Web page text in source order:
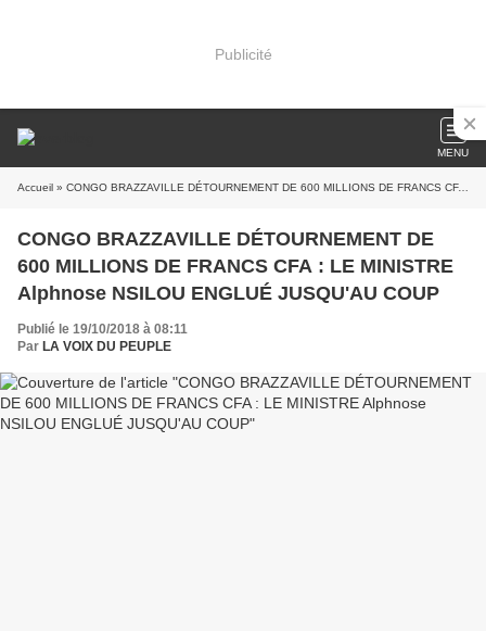
Publicité
MENU
Accueil » CONGO BRAZZAVILLE DÉTOURNEMENT DE 600 MILLIONS DE FRANCS CFA : LE MINISTRE Alphnose NSILOU ENGLUÉ JUSQU'AU COUP
CONGO BRAZZAVILLE DÉTOURNEMENT DE
600 MILLIONS DE FRANCS CFA : LE MINISTRE
Alphnose NSILOU ENGLUÉ JUSQU'AU COUP
Publié le 19/10/2018 à 08:11
Par LA VOIX DU PEUPLE